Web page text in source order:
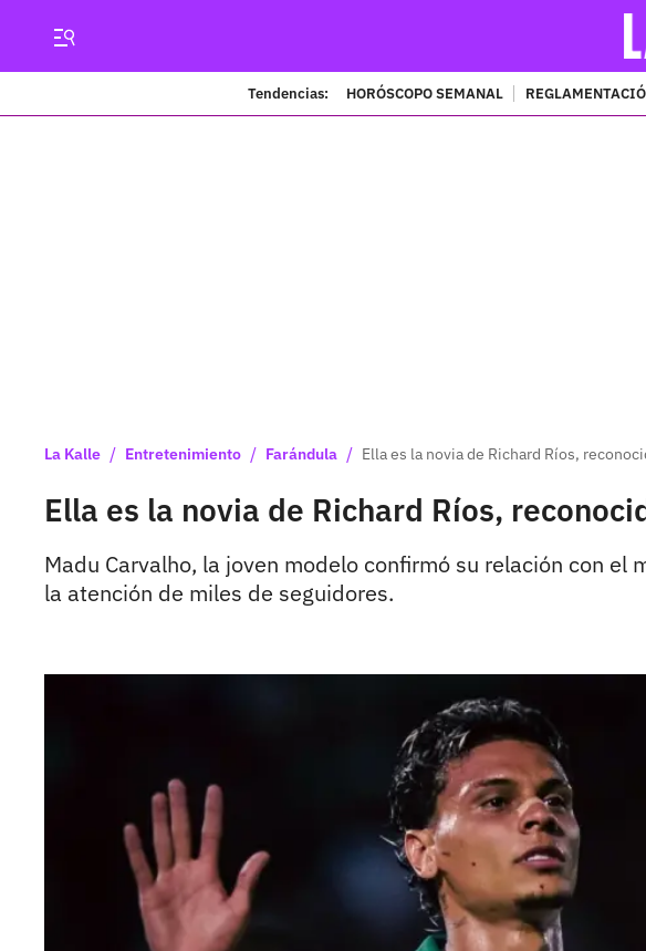
Tendencias: HORÓSCOPO SEMANAL
La Kalle / Entretenimiento / Farándula / Ella es la novia de Richard Ríos,
Ella es la novia de Richard Ríos,
Madu Carvalho, la joven modelo confirmó su relación con
la atención de miles de seguidores.